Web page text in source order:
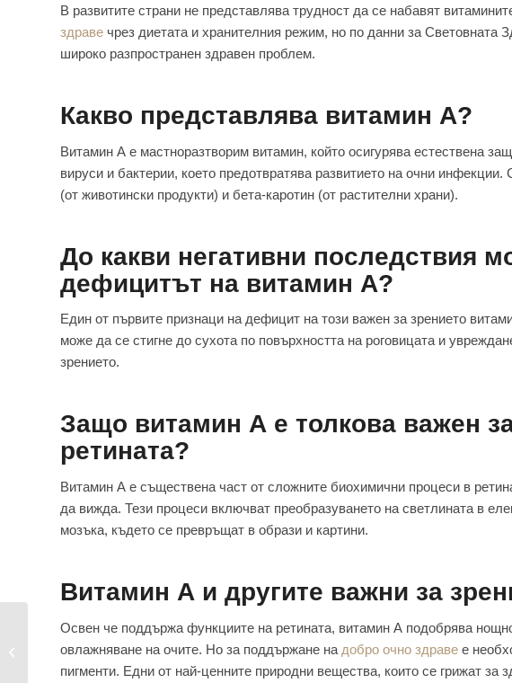
В развитите страни не представлява трудност да се набавят
здраве чрез диетата и хранителния режим, но по данни за
широко разпространен здравен проблем.
Какво представлява витамин А?
Витамин А е мастноразтворим витамин, който осигурява естествена
вируси и бактерии, което предотвратява развитието на очни
(от животински продукти) и бета-каротин (от растителни храни).
До какви негативни последствия
дефицитът на витамин А?
Един от първите признаци на дефицит на този важен за зрението
може да се стигне до сухота по повърхността на роговицата и
зрението.
Защо витамин А е толкова важен
ретината?
Витамин А е съществена част от сложните биохимични процеси в
да вижда. Тези процеси включват преобразуването на светлината в
мозъка, където се превръщат в образи и картини.
Витамин А и другите важни за
Освен че поддържа функциите на ретината, витамин А подобрява
овлажняване на очите. Но за поддържане на добро очно здраве е
пигменти. Едни от най-ценните природни вещества, които се грижат за